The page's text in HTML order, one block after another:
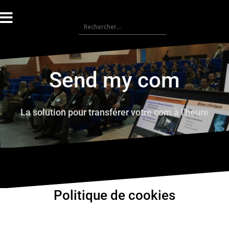
Send my com
La solution pour transférer votre com à l'heure
Politique de cookies